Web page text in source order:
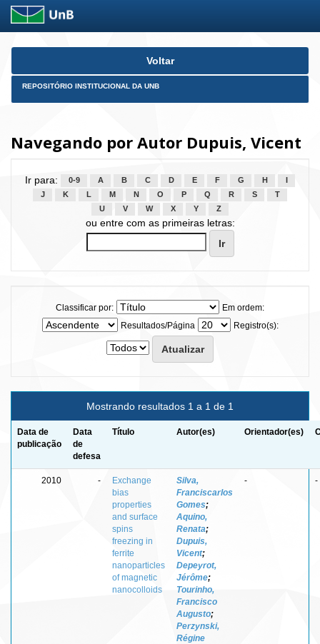
Skip
Voltar
REPOSITÓRIO INSTITUCIONAL DA UNB
Navegando por Autor Dupuis, Vicent
Ir para: 0-9 A B C D E F G H
J
K L M N O P Q R S
T
U
V W X Y Z
ou entre com as primeiras letras:
Classificar por:
Em ordem:
Resultados/Página
Registro(s):
Mostrando resultados 1 a 1 de 1
Data de
publicação
Data
de
defesa
Título Autor(es) Orientador(es)
2010 -
Exchange
bias
properties
and surface
spins
freezing in
ferrite
nanoparticles
of magnetic
nanocolloids
Silva,
Franciscarlos
Gomes;
Aquino,
Renata;
Dupuis,
Vicent;
Depeyrot,
Jérôme;
Tourinho,
Francisco
Augusto;
Perzynski,
Régine
- -